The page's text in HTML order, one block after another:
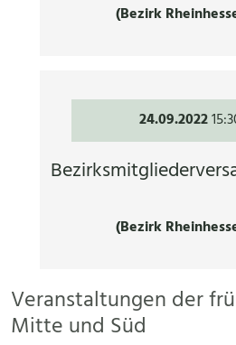
(Bezirk
24.09.2022
(Bezirk
Veranstaltungen der
Mitte und Süd